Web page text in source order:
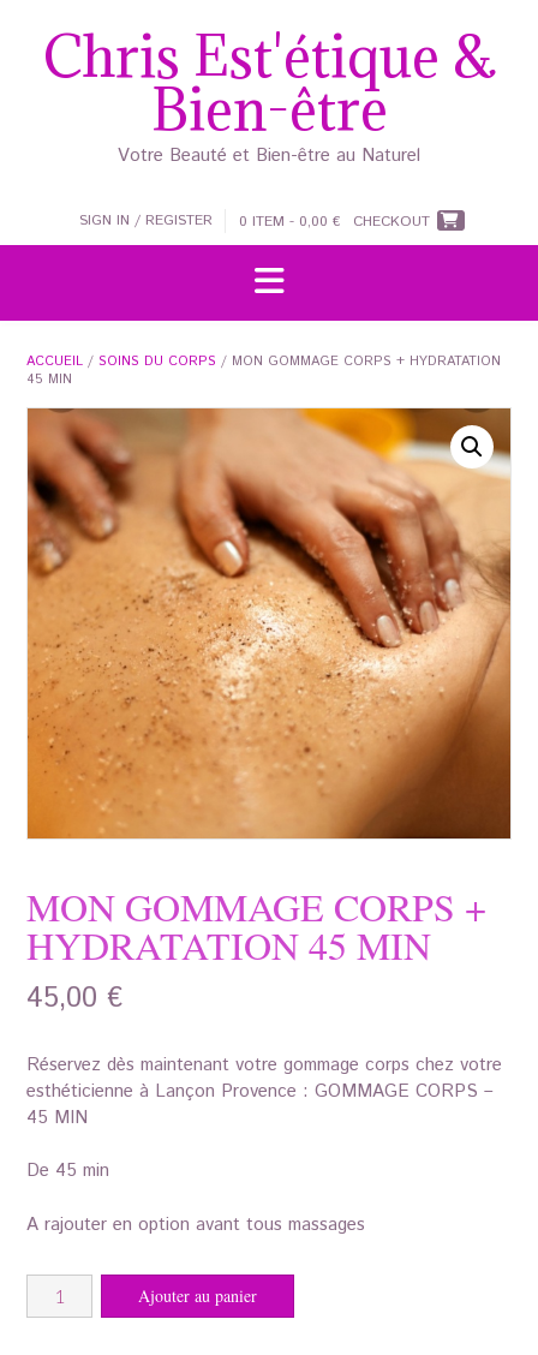
contentChris Est'étique &
Bien-être
Votre Beauté et Bien-être au Naturel
SIGN IN / REGISTER 0 ITEM - 0,00 € CHECKOUT
ACCUEIL / SOINS DU CORPS / MON GOMMAGE CORPS + HYDRATATION
45 MIN
MON GOMMAGE CORPS +
HYDRATATION 45 MIN
45,00 €
Réservez dès maintenant votre gommage corps chez votre
esthéticienne à Lançon Provence : GOMMAGE CORPS –
45 MIN
De 45 min
A rajouter en option avant tous massages
quantité
de
Ajouter au panier